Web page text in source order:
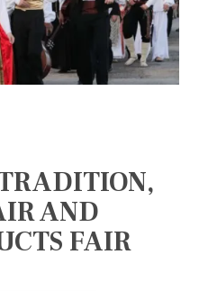
AND
FAIR